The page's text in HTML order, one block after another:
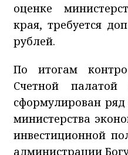
оценке
края, требуется
рублей.
По итогам
Счетной палатой
сформулирован
министерства
инвестиционной
администрации